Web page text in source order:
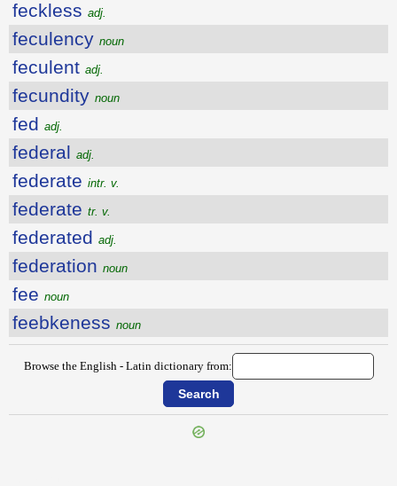
feckless adj.
feculency noun
feculent adj.
fecundity noun
fed adj.
federal adj.
federate intr. v.
federate tr. v.
federated adj.
federation noun
fee noun
feebkeness noun
Browse the English - Latin dictionary from: